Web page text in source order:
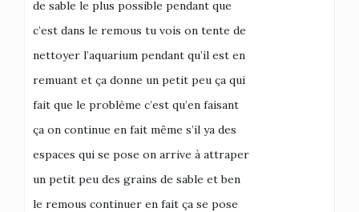
de sable le plus possible pendant que
c’est dans le remous tu vois on tente de
nettoyer l’aquarium pendant qu’il est en
remuant et ça donne un petit peu ça qui
fait que le problème c’est qu’en faisant
ça on continue en fait même s’il ya des
espaces qui se pose on arrive à attraper
un petit peu des grains de sable et ben
le remous continuer en fait ça se pose